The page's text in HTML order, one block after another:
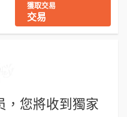
獲取交易
交易
，您將收到獨家